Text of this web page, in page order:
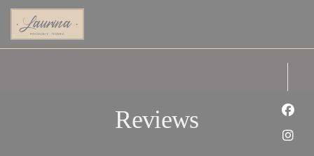
Personalizing your cookie choices
Reviews